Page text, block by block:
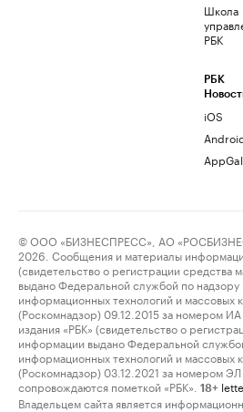
Школа
РБК
РБК
iOS
© ООО «БИЗНЕСПРЕСС», АО
2026. Сообщения и материалы
(свидетельство о регистрации средства
выдано Федеральной службой по надзору
информационных технологий и массовых
(Роскомнадзор) 09.12.2015 за номером
издания «РБК» (свидетельство о
информации выдано Федеральной
информационных технологий и массовых
(Роскомнадзор) 03.12.2021 за номером
сопровождаются пометкой «РБК».
18+
Владельцем сайта является